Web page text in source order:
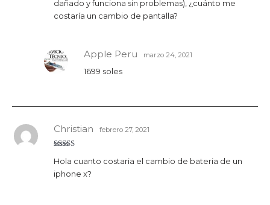
dañado y funciona sin problemas), ¿cuánto me
costaría un cambio de pantalla?
Apple Peru marzo 24, 2021
1699 soles
con5 de 5
Christian febrero 27, 2021
Hola cuanto costaria el cambio de bateria de un
iphone x?